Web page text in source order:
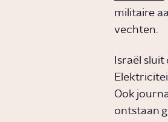
militaire
vechten.
Israël
Ook
ontstaan